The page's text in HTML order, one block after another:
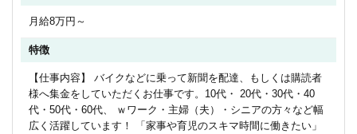
月給8万円～
特徴
【仕事内容】 バイクなどに乗って新聞を配達、もしくは購読者
様へ集金をしていただくお仕事です。10代・ 20代・30代・40
代・50代・60代、 ｗワーク・主婦（夫）・シニアの方々など幅
広く活躍しています！ 「家事や育児のスキマ時間に働きたい」